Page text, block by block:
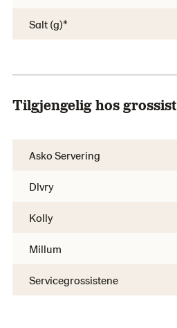
Salt (g)*
Tilgjengelig hos grossist
Asko Servering
Dlvry
Kolly
Millum
Servicegrossistene